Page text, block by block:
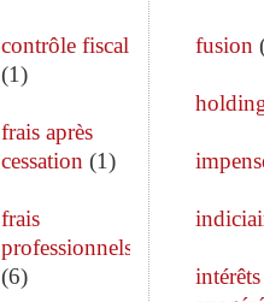
contrôle fiscal
(1)
frais après
cessation (1)
frais
professionnels
(6)
fusion
intérêts